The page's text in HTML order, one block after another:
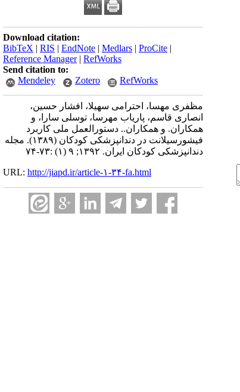
Download citation:
BibTeX | RIS | EndNote | Medlars | ProCite |
Reference Manager| RefWorks
Send citation to:
Mendeley
Zotero RefWorks
مظفری مهسا، احترامی سهیلا، افشار حسین،
انصاری قاسم، پاریاب مهرسا، توسلی سارا، و
همکاران. و همکاران.. دستورالعمل ملی کاربرد
فیشورسیلانت در دندانپزشکی کودکان (۱۳۸۹). مجله
دندانپزشکی کودکان ایران. ۱۳۹۲; ۹ (۱) :۷۳-۷۴
URL: http://jiapd.ir/article-۱-۳۴-fa.html